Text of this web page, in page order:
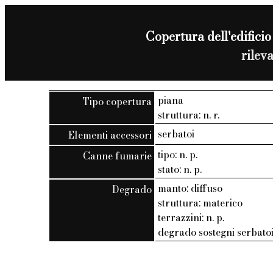
Copertura
Tipo copertura piana
struttura: n. r.
Elementi accessori serbatoi
Canne fumarie tipo: n. p.
stato: n. p.
Degrado manto: diffuso
struttura: materico
terrazzini: n. p.
degrado sostegni